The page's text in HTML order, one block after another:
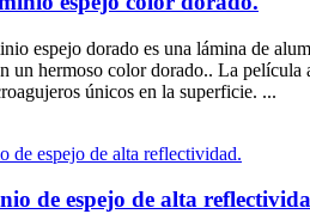
espejo dorado es una lámina de
un hermoso color dorado.. La película
únicos en la superficie. ...
de espejo de alta